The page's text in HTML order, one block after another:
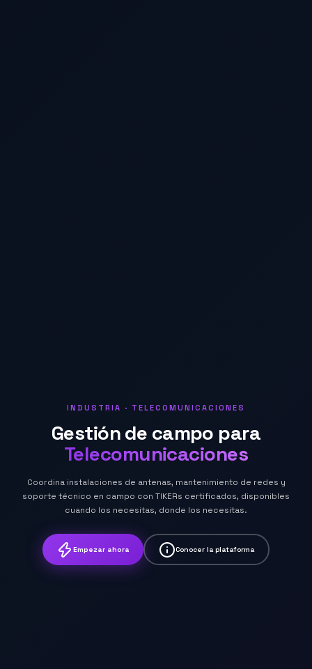
INDUSTRIA · TELECOMUNICACIONES
Gestión de campo para
Telecomunicaciones
Coordina instalaciones de antenas, mantenimiento de redes y
soporte técnico en campo con TIKERs certificados, disponibles
cuando los necesitas, donde los necesitas.
Empezar ahora Conocer la plataforma